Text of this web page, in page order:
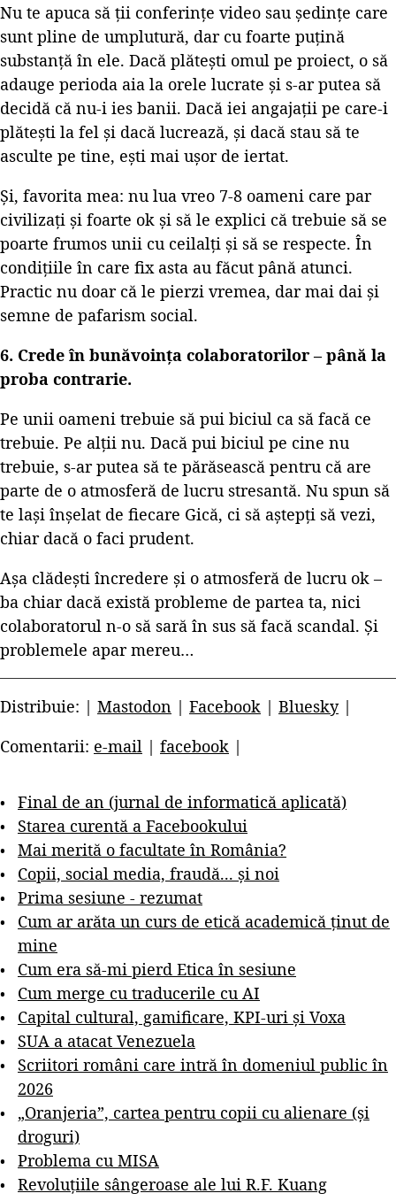
Nu te apuca să ții conferințe video sau ședințe care
sunt pline de umplutură, dar cu foarte puțină
substanță în ele. Dacă plătești omul pe proiect, o să
adauge perioda aia la orele lucrate și s-ar putea să
decidă că nu-i ies banii. Dacă iei angajații pe care-i
plătești la fel și dacă lucrează, și dacă stau să te
asculte pe tine, ești mai ușor de iertat.
Și, favorita mea: nu lua vreo 7-8 oameni care par
civilizați și foarte ok și să le explici că trebuie să se
poarte frumos unii cu ceilalți și să se respecte. În
condițiile în care fix asta au făcut până atunci.
Practic nu doar că le pierzi vremea, dar mai dai și
semne de pafarism social.
6. Crede în bunăvoința colaboratorilor – până la
proba contrarie.
Pe unii oameni trebuie să pui biciul ca să facă ce
trebuie. Pe alții nu. Dacă pui biciul pe cine nu
trebuie, s-ar putea să te părăsească pentru că are
parte de o atmosferă de lucru stresantă. Nu spun să
te lași înșelat de fiecare Gică, ci să aștepți să vezi,
chiar dacă o faci prudent.
Așa clădești încredere și o atmosferă de lucru ok –
ba chiar dacă există probleme de partea ta, nici
colaboratorul n-o să sară în sus să facă scandal. Și
problemele apar mereu…
Distribuie: | Mastodon | Facebook | Bluesky|
Comentarii: e-mail | facebook |
Final de an (jurnal de informatică aplicată)
Starea curentă a Facebookului
Mai merită o facultate în România?
Copii, social media, fraudă... și noi
Prima sesiune - rezumat
Cum ar arăta un curs de etică academică ținut de
mine
Cum era să-mi pierd Etica în sesiune
Cum merge cu traducerile cu AI
Capital cultural, gamificare, KPI-uri și Voxa
SUA a atacat Venezuela
Scriitori români care intră în domeniul public în
2026
„Oranjeria”, cartea pentru copii cu alienare (și
droguri)
Problema cu MISA
Revoluțiile sângeroase ale lui R.F. Kuang